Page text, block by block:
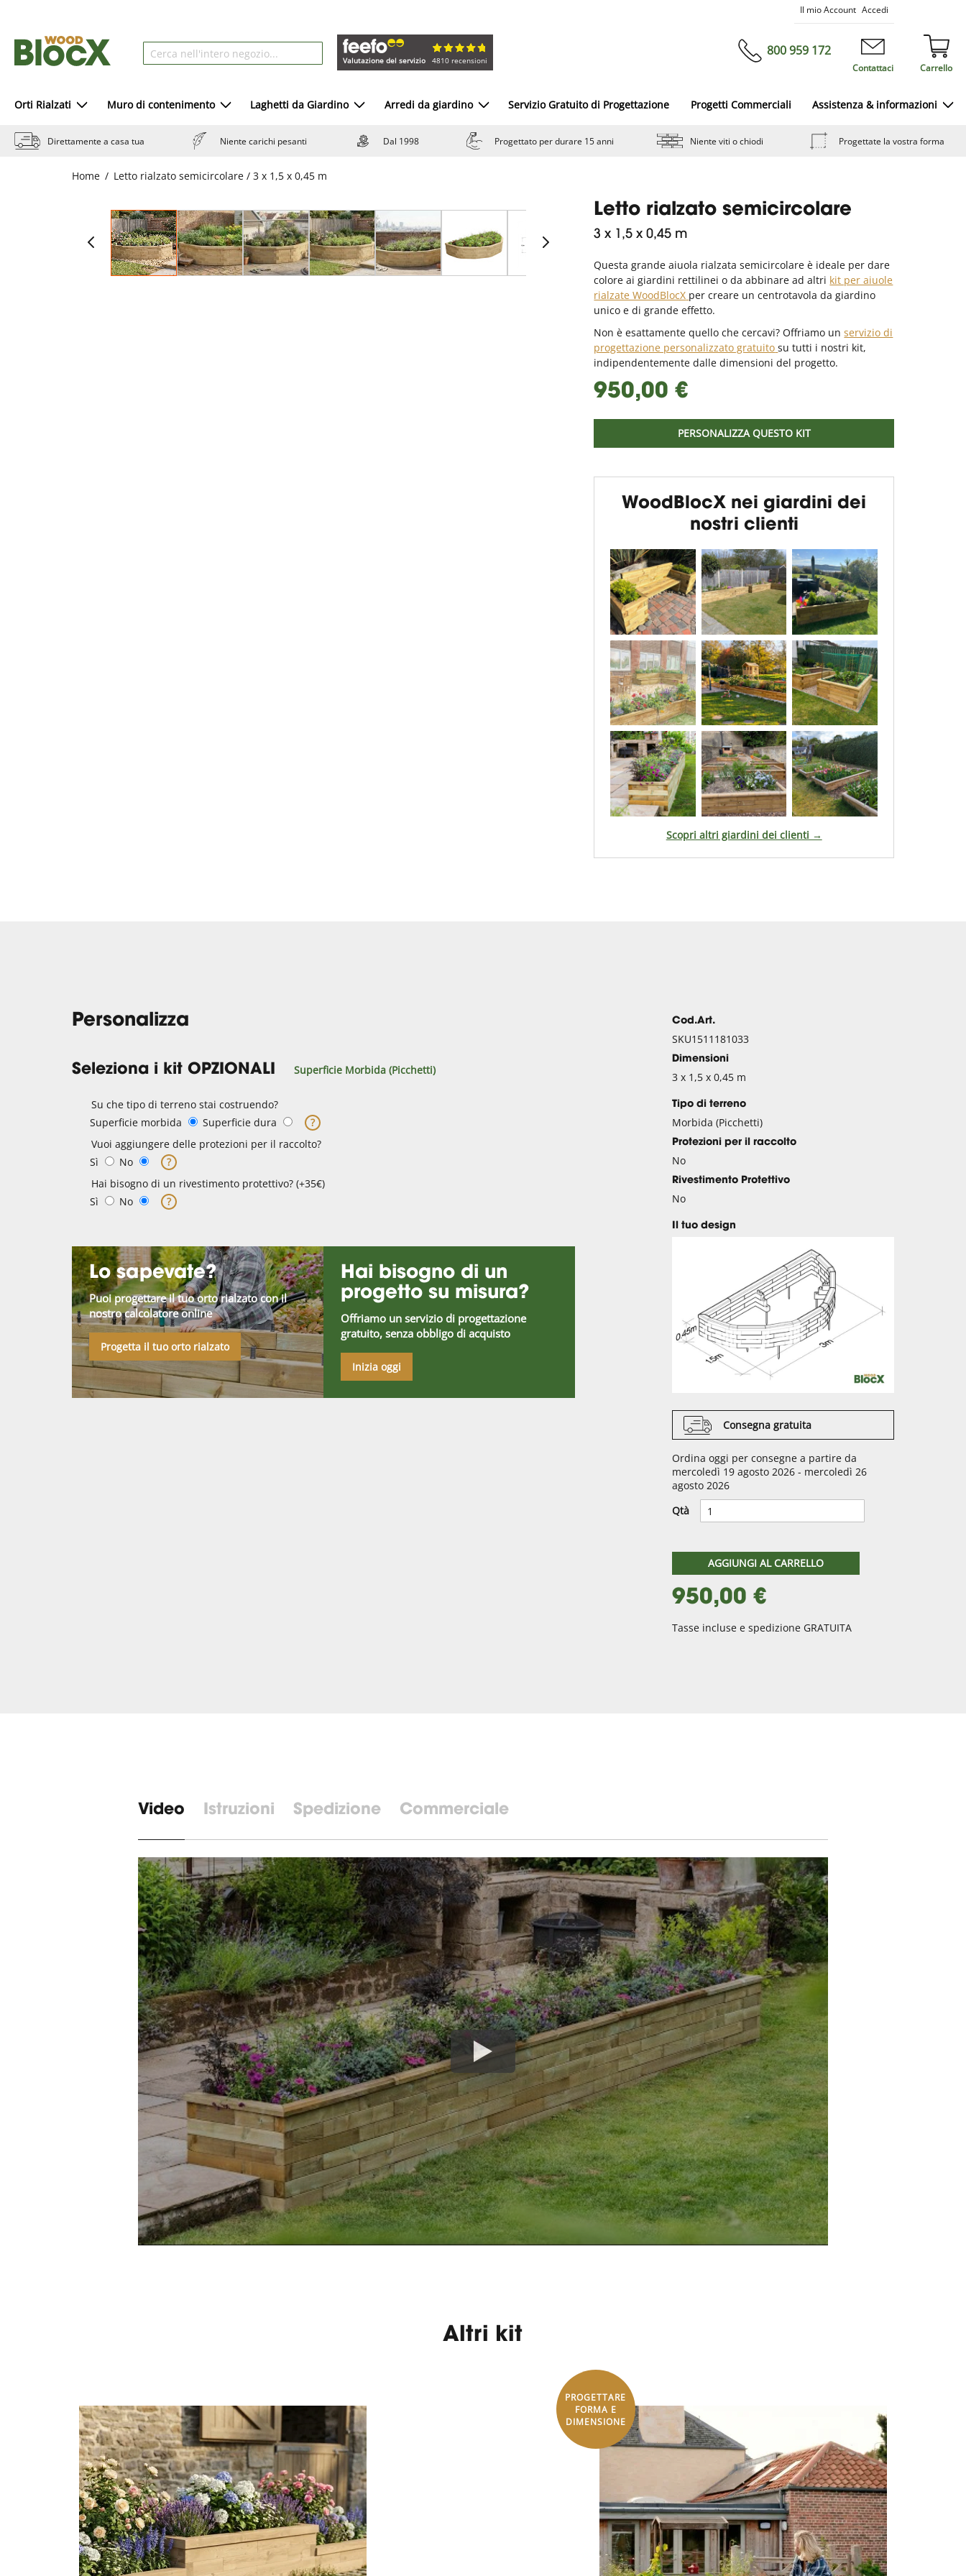
Il mio Account Accedi
Salta
Carrello
Valutazione del servizio 4810 recensioni
800 959 172
Contattaci
Orti Rialzati Muro di contenimento Laghetti da Giardino Arredi da giardino Servizio Gratuito di Progettazione Progetti Commerciali Assistenza & informazioni
Direttamente a casa tua Niente carichi pesanti Dal 1998 Progettato per durare 15 anni Niente viti o chiodi Progettate la vostra forma
Home Letto rialzato semicircolare / 3 x 1,5 x 0,45 m
Letto rialzato semicircolare
3 x 1,5 x 0,45 m
Questa grande aiuola rialzata semicircolare è ideale per dare
colore ai giardini rettilinei o da abbinare ad altri kit per aiuole
rialzate WoodBlocX per creare un centrotavola da giardino
unico e di grande effetto.
Non è esattamente quello che cercavi? Offriamo unservizio di
progettazione personalizzato gratuito su tutti i nostri kit,
indipendentemente dalle dimensioni del progetto.
950,00 €
PERSONALIZZA QUESTO KIT
WoodBlocX nei giardini dei
nostri clienti
Scopri altri giardini dei clienti →
Personalizza
Seleziona i kit OPZIONALI Superficie Morbida (Picchetti)
Su che tipo di terreno stai costruendo?
Superficie morbida
Superficie dura
?
Vuoi aggiungere delle protezioni per il raccolto?
Sì
No
?
Hai bisogno di un rivestimento protettivo? (+35€)
Sì
No ?
Lo sapevate?
Puoi progettare il tuo orto rialzato con il
nostro calcolatore online
Progetta il tuo orto rialzato
Hai bisogno di un
progetto su misura?
Offriamo un servizio di progettazione
gratuito, senza obbligo di acquisto
Inizia oggi
Cod.Art.
SKU1511181033
Dimensioni
3 x 1,5 x 0,45 m
Tipo di terreno
Morbida (Picchetti)
Protezioni per il raccolto
No
Rivestimento Protettivo
No
Il tuo design
Consegna gratuita
Ordina oggi per consegne a partire da
mercoledì 19 agosto 2026 - mercoledì 26
agosto 2026
Qtà
AGGIUNGI AL CARRELLO
950,00 €
Tasse incluse e spedizione GRATUITA
Video Istruzioni Spedizione Commerciale
Altri kit
PROGETTARE
FORMA E
DIMENSIONE